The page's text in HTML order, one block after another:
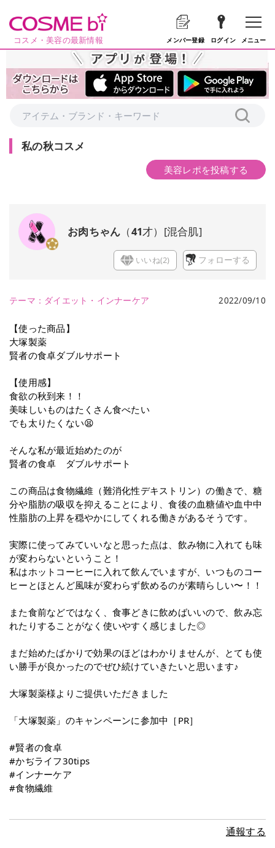
コスメ・美容の最新情報 メンバー登録 ログイン メニュー
私の秋コスメ
美容レポを投稿する
お肉ちゃん （41才） [混合肌]
いいね(2) フォローする
テーマ： ダイエット・インナーケア 2022/09/10
【使った商品】
大塚製薬
賢者の食卓ダブルサポート
【使用感】
食欲の秋到来！！
美味しいものはたくさん食べたい
でも太りたくない😫
そんな私が最近始めたのが
賢者の食卓 ダブルサポート
この商品は食物繊維（難消化性デキストリン）の働きで、糖
分や脂肪の吸収を抑えることにより、食後の血糖値や血中中
性脂肪の上昇を穏やかにしてくれる働きがあるそうです。
実際に使ってみていいなと思った点は、飲み物に入れても味
が変わらないということ！
私はホットコーヒーに入れて飲んでいますが、いつものコー
ヒーとほとんど風味が変わらず飲めるのが素晴らしい〜！！
また食前などではなく、食事どきに飲めばいいので、飲み忘
れたりすることがなく使いやすく感じました◎
まだ始めたばかりで効果のほどはわかりませんが、とても使
い勝手が良かったのでぜひ続けていきたいと思います♪
大塚製薬様よりご提供いただきました
「大塚製薬」のキャンペーンに参加中［PR］
#賢者の食卓
#かぢライフ30tips
#インナーケア
#食物繊維
通報する